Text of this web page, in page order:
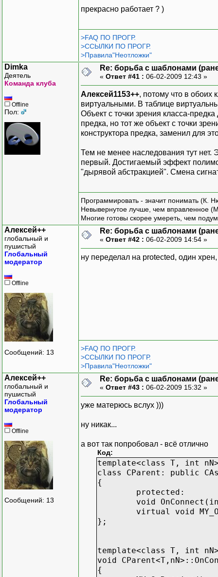
прекрасно работает ? )
>FAQ ПО ПРОГР.
>ССЫЛКИ ПО ПРОГР.
>Правила"Неотложки"
Dimka
Деятель
Команда клуба
Offline
Пол:
Re: борьба с шаблонами
« Ответ #41 : 06-02-2009 12:43 »
Алексей1153++, потому что в обоих
виртуальными. В таблице
Объект с точки зрения класса-
предка, но тот же объект с точки
конструктора предка, заменил для
Тем не менее наследования тут нет.
первый. Достигаемый эффект
"дырявой абстракцией". Смена
Программировать - значит понимать (К.
Невывернутое лучше, чем вправленное
Многие готовы скорее умереть, чем
Алексей++
глобальный и
пушистый
Глобальный
модератор
Offline
Сообщений: 13
Re: борьба с шаблонами
« Ответ #42 : 06-02-2009 14:54 »
ну переделал на protected, один хрен,
>FAQ ПО ПРОГР.
>ССЫЛКИ ПО ПРОГР.
>Правила"Неотложки"
Алексей++
глобальный и
пушистый
Глобальный
модератор
Offline
Сообщений: 13
Re: борьба с шаблонами
« Ответ #43 : 06-02-2009 15:32 »
уже матерюсь вслух )))
ну никак...
а вот так попробовал - всё отлично
Код:
template<class T, int
class CParent: public
{
protected:
void
virtual void
};
template<class T, int
void
{